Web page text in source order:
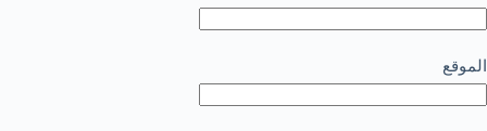
الموقع